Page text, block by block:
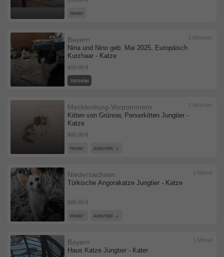
PRIVAT
Nina und Nino geb. Mai 2025, Europäisch
Kurzhaar - Katze
Bayern
400,00 €
3 Wochen
TIERHEIM
Kitten von Grünow, Perserkitten Jungtier -
Katze
Mecklenburg-Vorpommern
800,00 €
3 Wochen
PRIVAT JUNGTIER
Türkische Angorakatze Jungtier - Katze
Niedersachsen
900,00 €
1 Monat
PRIVAT JUNGTIER
Haus Katze Jungtier - Kater
Bayern 1 Monat